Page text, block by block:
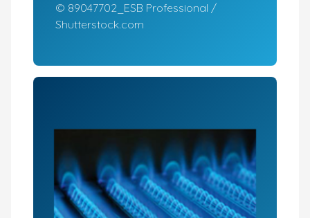
© 89047702_ESB Professional /
Shutterstock.com